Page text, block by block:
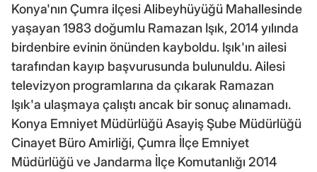
Konya'nın Çumra ilçesi Alibeyhüyüğü Mahallesinde
yaşayan 1983 doğumlu Ramazan Işık, 2014 yılında
birdenbire evinin önünden kayboldu. Işık'ın ailesi
tarafından kayıp başvurusunda bulunuldu. Ailesi
televizyon programlarına da çıkarak Ramazan
Işık'a ulaşmaya çalıştı ancak bir sonuç alınamadı.
Konya Emniyet Müdürlüğü Asayiş Şube Müdürlüğü
Cinayet Büro Amirliği, Çumra İlçe Emniyet
Müdürlüğü ve Jandarma İlçe Komutanlığı 2014